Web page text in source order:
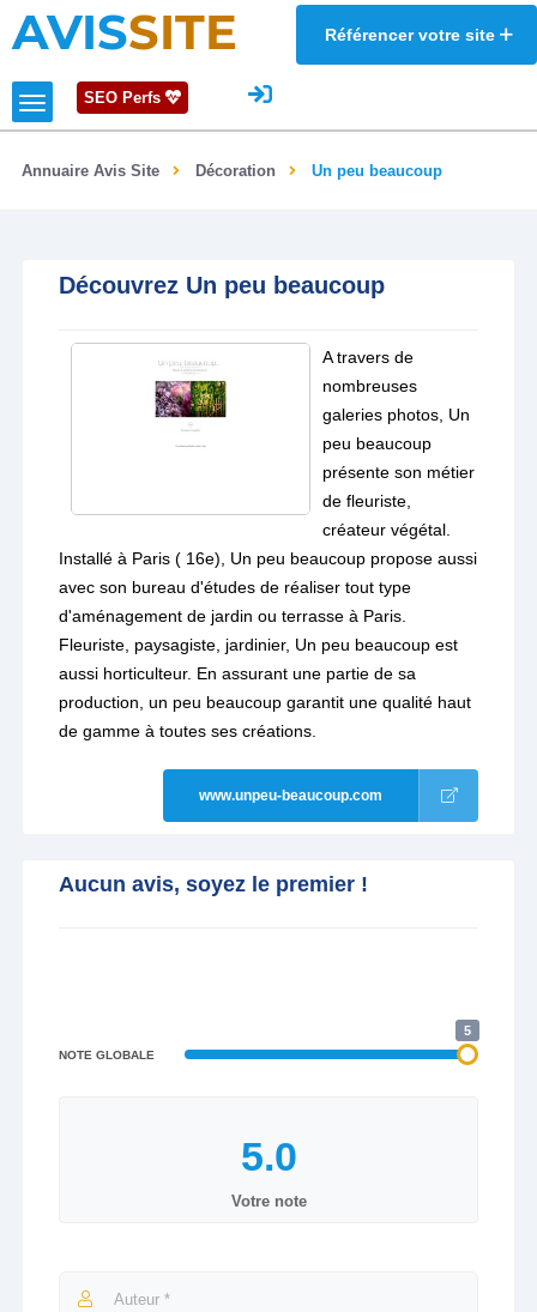
AVISSITE Référencer votre site
SEO Perfs
Annuaire Avis Site Décoration Un peu beaucoup
Découvrez Un peu beaucoup
A travers de
nombreuses
galeries photos, Un
peu beaucoup
présente son métier
de fleuriste,
créateur végétal.
Installé à Paris ( 16e), Un peu beaucoup propose aussi
avec son bureau d'études de réaliser tout type
d'aménagement de jardin ou terrasse à Paris.
Fleuriste, paysagiste, jardinier, Un peu beaucoup est
aussi horticulteur. En assurant une partie de sa
production, un peu beaucoup garantit une qualité haut
de gamme à toutes ses créations.
www.unpeu-beaucoup.com
Aucun avis, soyez le premier !
NOTE GLOBALE
5
Votre note